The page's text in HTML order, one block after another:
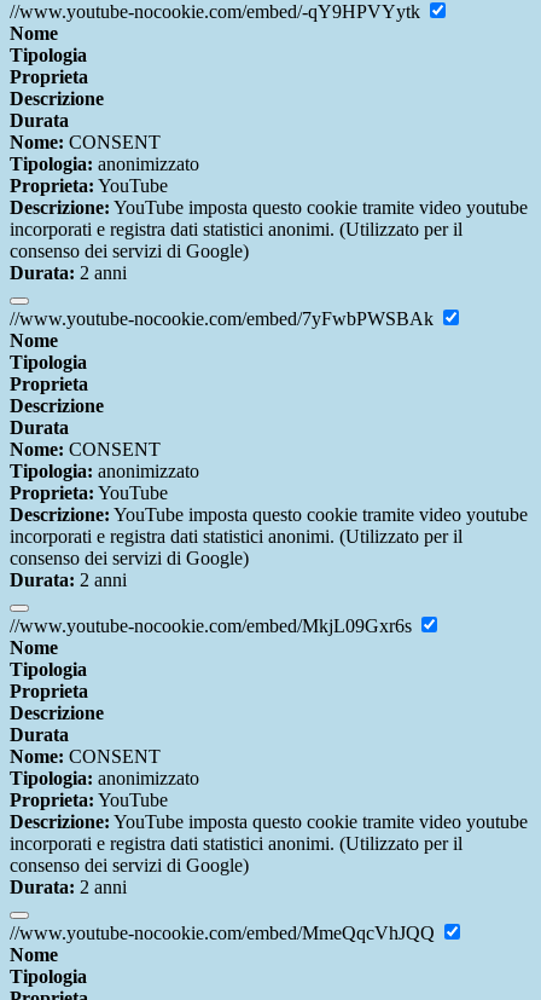
//www.youtube-nocookie.com/embed/-qY9HPVYytk
Nome
Tipologia
Proprieta
Descrizione
Durata
Nome: CONSENT
Tipologia: anonimizzato
Proprieta: YouTube
Descrizione: YouTube imposta questo cookie tramite video youtube
incorporati e registra dati statistici anonimi. (Utilizzato per il
consenso dei servizi di Google)
Durata: 2 anni
//www.youtube-nocookie.com/embed/7yFwbPWSBAk
Nome
Tipologia
Proprieta
Descrizione
Durata
Nome: CONSENT
Tipologia: anonimizzato
Proprieta: YouTube
Descrizione: YouTube imposta questo cookie tramite video youtube
incorporati e registra dati statistici anonimi. (Utilizzato per il
consenso dei servizi di Google)
Durata: 2 anni
//www.youtube-nocookie.com/embed/MkjL09Gxr6s
Nome
Tipologia
Proprieta
Descrizione
Durata
Nome: CONSENT
Tipologia: anonimizzato
Proprieta: YouTube
Descrizione: YouTube imposta questo cookie tramite video youtube
incorporati e registra dati statistici anonimi. (Utilizzato per il
consenso dei servizi di Google)
Durata: 2 anni
//www.youtube-nocookie.com/embed/MmeQqcVhJQQ
Nome
Tipologia